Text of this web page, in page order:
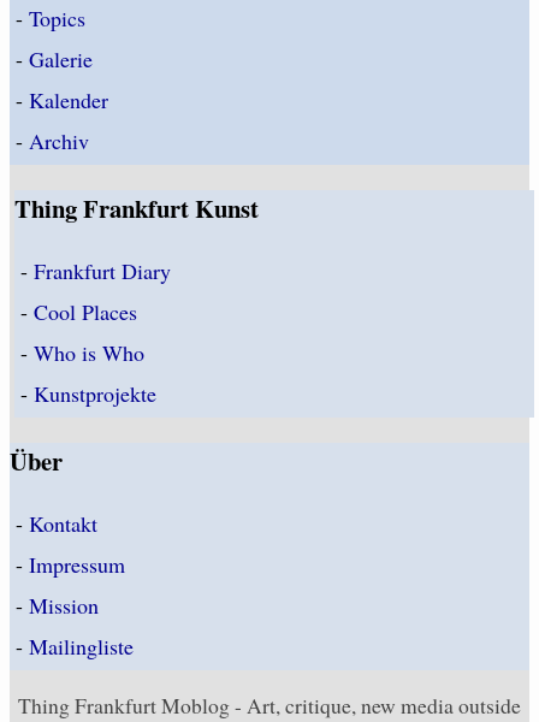
- Topics
- Galerie
- Kalender
- Archiv
Thing Frankfurt Kunst
-Frankfurt Diary
-Cool Places
-Who is Who
-Kunstprojekte
Über
- Kontakt
- Impressum
- Mission
- Mailingliste
Thing Frankfurt Moblog - Art, critique, new media outside